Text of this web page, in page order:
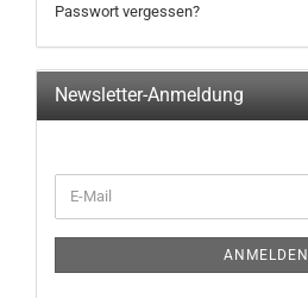
Passwort vergessen?
Newsletter-Anmeldung
ZUR
NEWSLETTER-
E-
Mail
ANMELDEN